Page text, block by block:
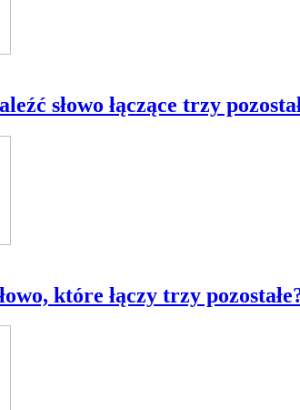
słowo łączące trzy
które łączy trzy